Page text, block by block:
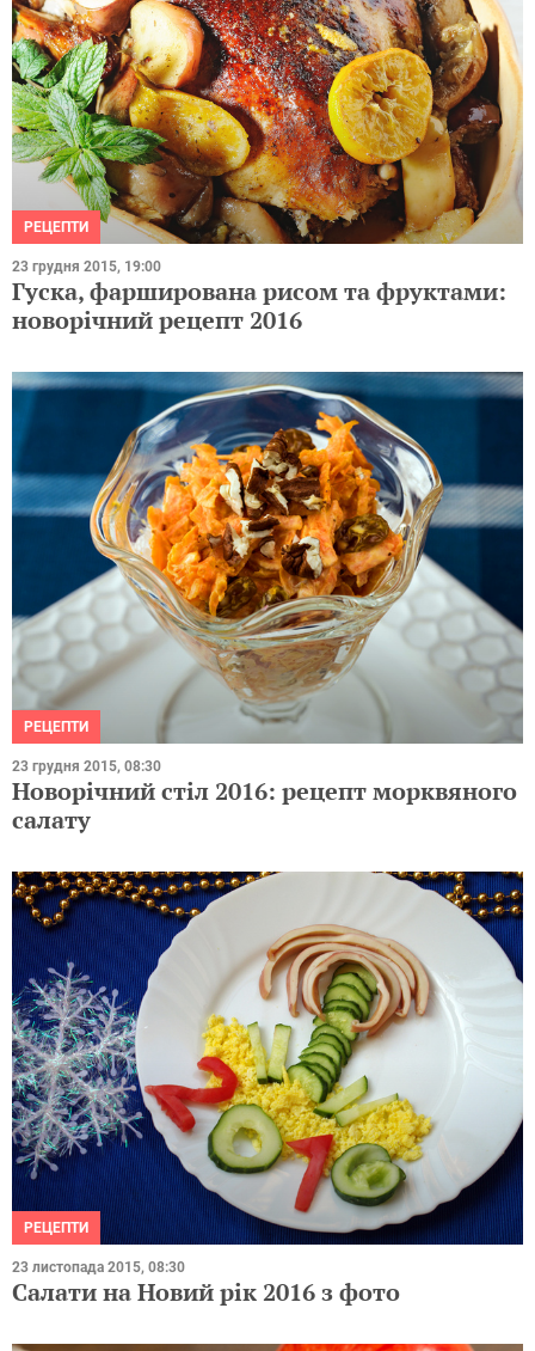
РЕЦЕПТИ
23 грудня 2015, 19:00
Гуска, фарширована рисом та фруктами:
новорічний рецепт 2016
РЕЦЕПТИ
23 грудня 2015, 08:30
Новорічний стіл 2016: рецепт морквяного
салату
РЕЦЕПТИ
23 листопада 2015, 08:30
Салати на Новий рік 2016 з фото